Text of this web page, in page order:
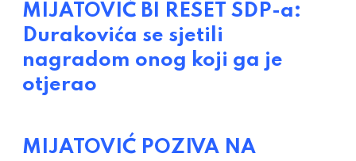
MIJATOVIĆ BI RESET SDP-a:
Durakovića se sjetili
nagradom onog koji ga je
otjerao
MIJATOVIĆ POZIVA NA